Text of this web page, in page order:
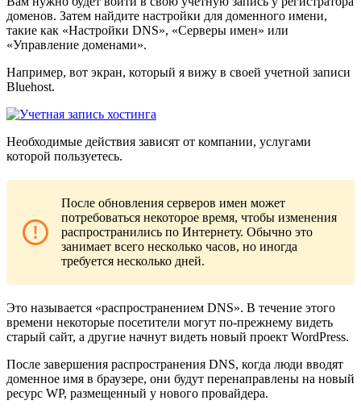
доменов. Затем найдите настройки для доменного имени,
такие как «Настройки DNS», «Серверы имен» или
«Управление доменами».
Например, вот экран, который я вижу в своей учетной записи
Bluehost.
Необходимые действия зависят от компании, услугами
которой пользуетесь.
После обновления серверов имен может
потребоваться некоторое время, чтобы изменения
распространились по Интернету. Обычно это
занимает всего несколько часов, но иногда
требуется несколько дней.
Это называется «распространением DNS». В течение этого
времени некоторые посетители могут по-прежнему видеть
старый сайт, а другие начнут видеть новый проект WordPress.
После завершения распространения DNS, когда люди вводят
доменное имя в браузере, они будут перенаправлены на новый
ресурс WP, размещенный у нового провайдера.